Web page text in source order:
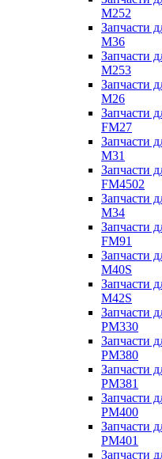
M252
Запчасти
M36
Запчасти
M253
Запчасти
M26
Запчасти
FM27
Запчасти
M31
Запчасти
FM4502
Запчасти
M34
Запчасти
FM91
Запчасти
M40S
Запчасти
M42S
Запчасти
PM330
Запчасти
PM380
Запчасти
PM381
Запчасти
PM400
Запчасти
PM401
Запчасти